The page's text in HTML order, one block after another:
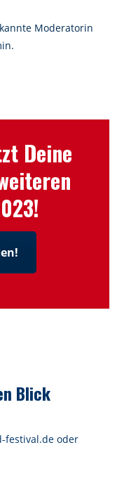
Moderatorin
Deine
Blick
festival.de oder